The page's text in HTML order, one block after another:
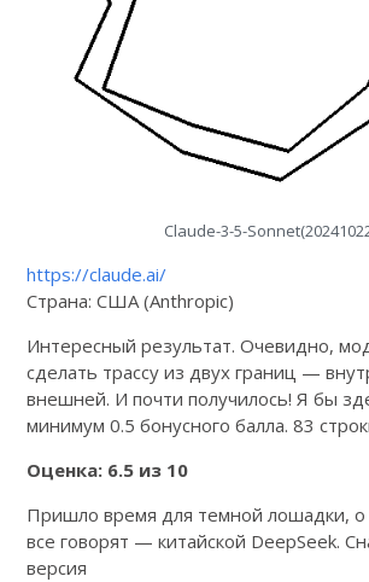
Claude-3-5-
https://claude.ai/
Страна: США (Anthropic)
Интересный результат. Очевидно,
сделать трассу из двух границ —
внешней. И почти получилось! Я бы
минимум 0.5 бонусного балла. 83
Оценка: 6.5 из 10
Пришло время для темной лошадки, о
все говорят — китайской DeepSeek.
версия